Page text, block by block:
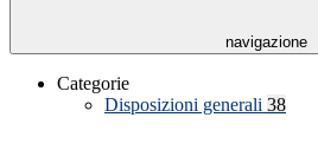
navigazione
Categorie
Disposizioni generali 38